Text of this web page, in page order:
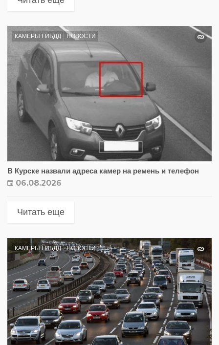
КАМЕРЫ ГИБДД НОВОСТИ
В Курске назвали адреса камер на ремень и телефон
06.08.2026
Читать еще
КАМЕРЫ ГИБДД НОВОСТИ